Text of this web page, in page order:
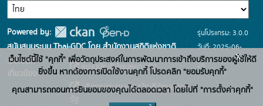
Powered by:
สนับสนุนระบบ Thai-GDC โดย สำนักงานสถิติแห่งชาติ
เว็บไซต์ที่
เกี่ยวข้อง:
ระบบบัญชีข้อมูลภาครัฐ
บริการนามานุกรมบัญชีข้อมูลภาค
รุ่นโปรแกรม: 3.0.0
วันที่: 2025-06-
26
เว็บไซต์นี้ใช้ "คุกกี้" เพื่อวัตถุประสงค์ในการพัฒนาการเข้าถึงบริการของผู้ใช้ให้ดี
ยิ่งขึ้น หากต้องการเปิดใช้งานคุกกี้ โปรดคลิก "ยอมรับคุกกี้"
คุณสามารถถอนการยินยอมของคุณได้ตลอดเวลา โดยไปที่ "การตั้งค่าคุกกี้"
x